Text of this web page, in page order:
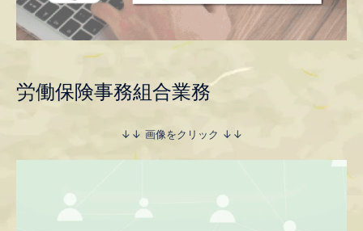
労働保険事務組合業務
↓↓ 画像をクリック ↓↓